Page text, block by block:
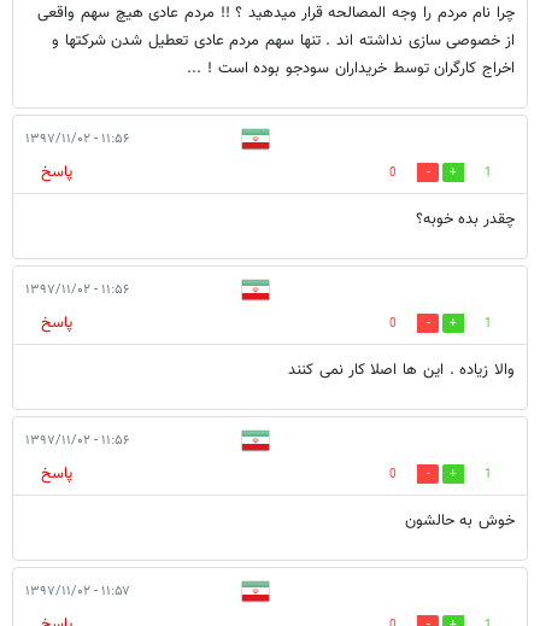
چرا نام مردم را وجه المصالحه قرار میدهید ؟ !! مردم عادی هیچ سهم واقعی
از خصوصی سازی نداشته اند . تنها سهم مردم عادی تعطیل شدن شرکتها و
اخراج کارگران توسط خریداران سودجو بوده است ! ...
۱۱:۵۶ - ۱۳۹۷/۱۱/۰۲
1
0
پاسخ
چقدر بده خوبه؟
۱۱:۵۶ - ۱۳۹۷/۱۱/۰۲
1
0
پاسخ
والا زیاده . این ها اصلا کار نمی کنند
۱۱:۵۶ - ۱۳۹۷/۱۱/۰۲
1
0
پاسخ
خوش به حالشون
۱۱:۵۷ - ۱۳۹۷/۱۱/۰۲